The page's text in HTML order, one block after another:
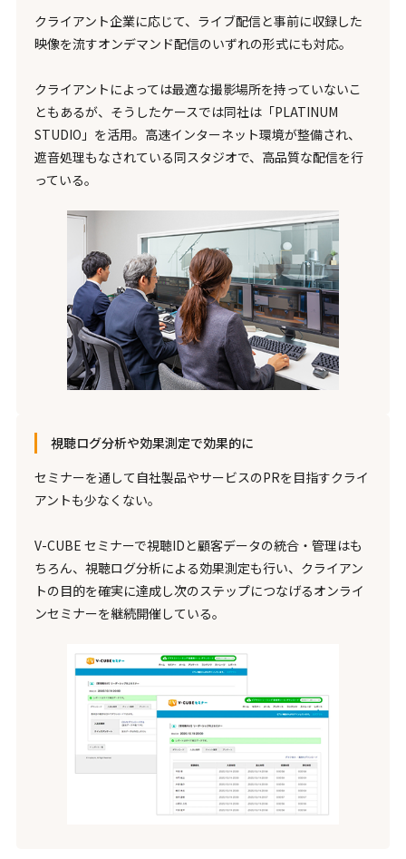
クライアント企業に応じて、ライブ配信と事前に収録した
映像を流すオンデマンド配信のいずれの形式にも対応。
クライアントによっては最適な撮影場所を持っていないこ
ともあるが、そうしたケースでは同社は「PLATINUM
STUDIO」を活用。高速インターネット環境が整備され、
遮音処理もなされている同スタジオで、高品質な配信を行
っている。
視聴ログ分析や効果測定で効果的に
セミナーを通して自社製品やサービスのPRを目指すクライ
アントも少なくない。
V-CUBE セミナーで視聴IDと顧客データの統合・管理はも
ちろん、視聴ログ分析による効果測定も行い、クライアン
トの目的を確実に達成し次のステップにつなげるオンライ
ンセミナーを継続開催している。